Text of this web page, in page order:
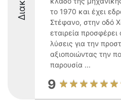
το 1970 και έχει
Στέφανο, στην οδό
εταιρεία
λύσεις για την
αξιοποιώντας την
παρουσία ...
9